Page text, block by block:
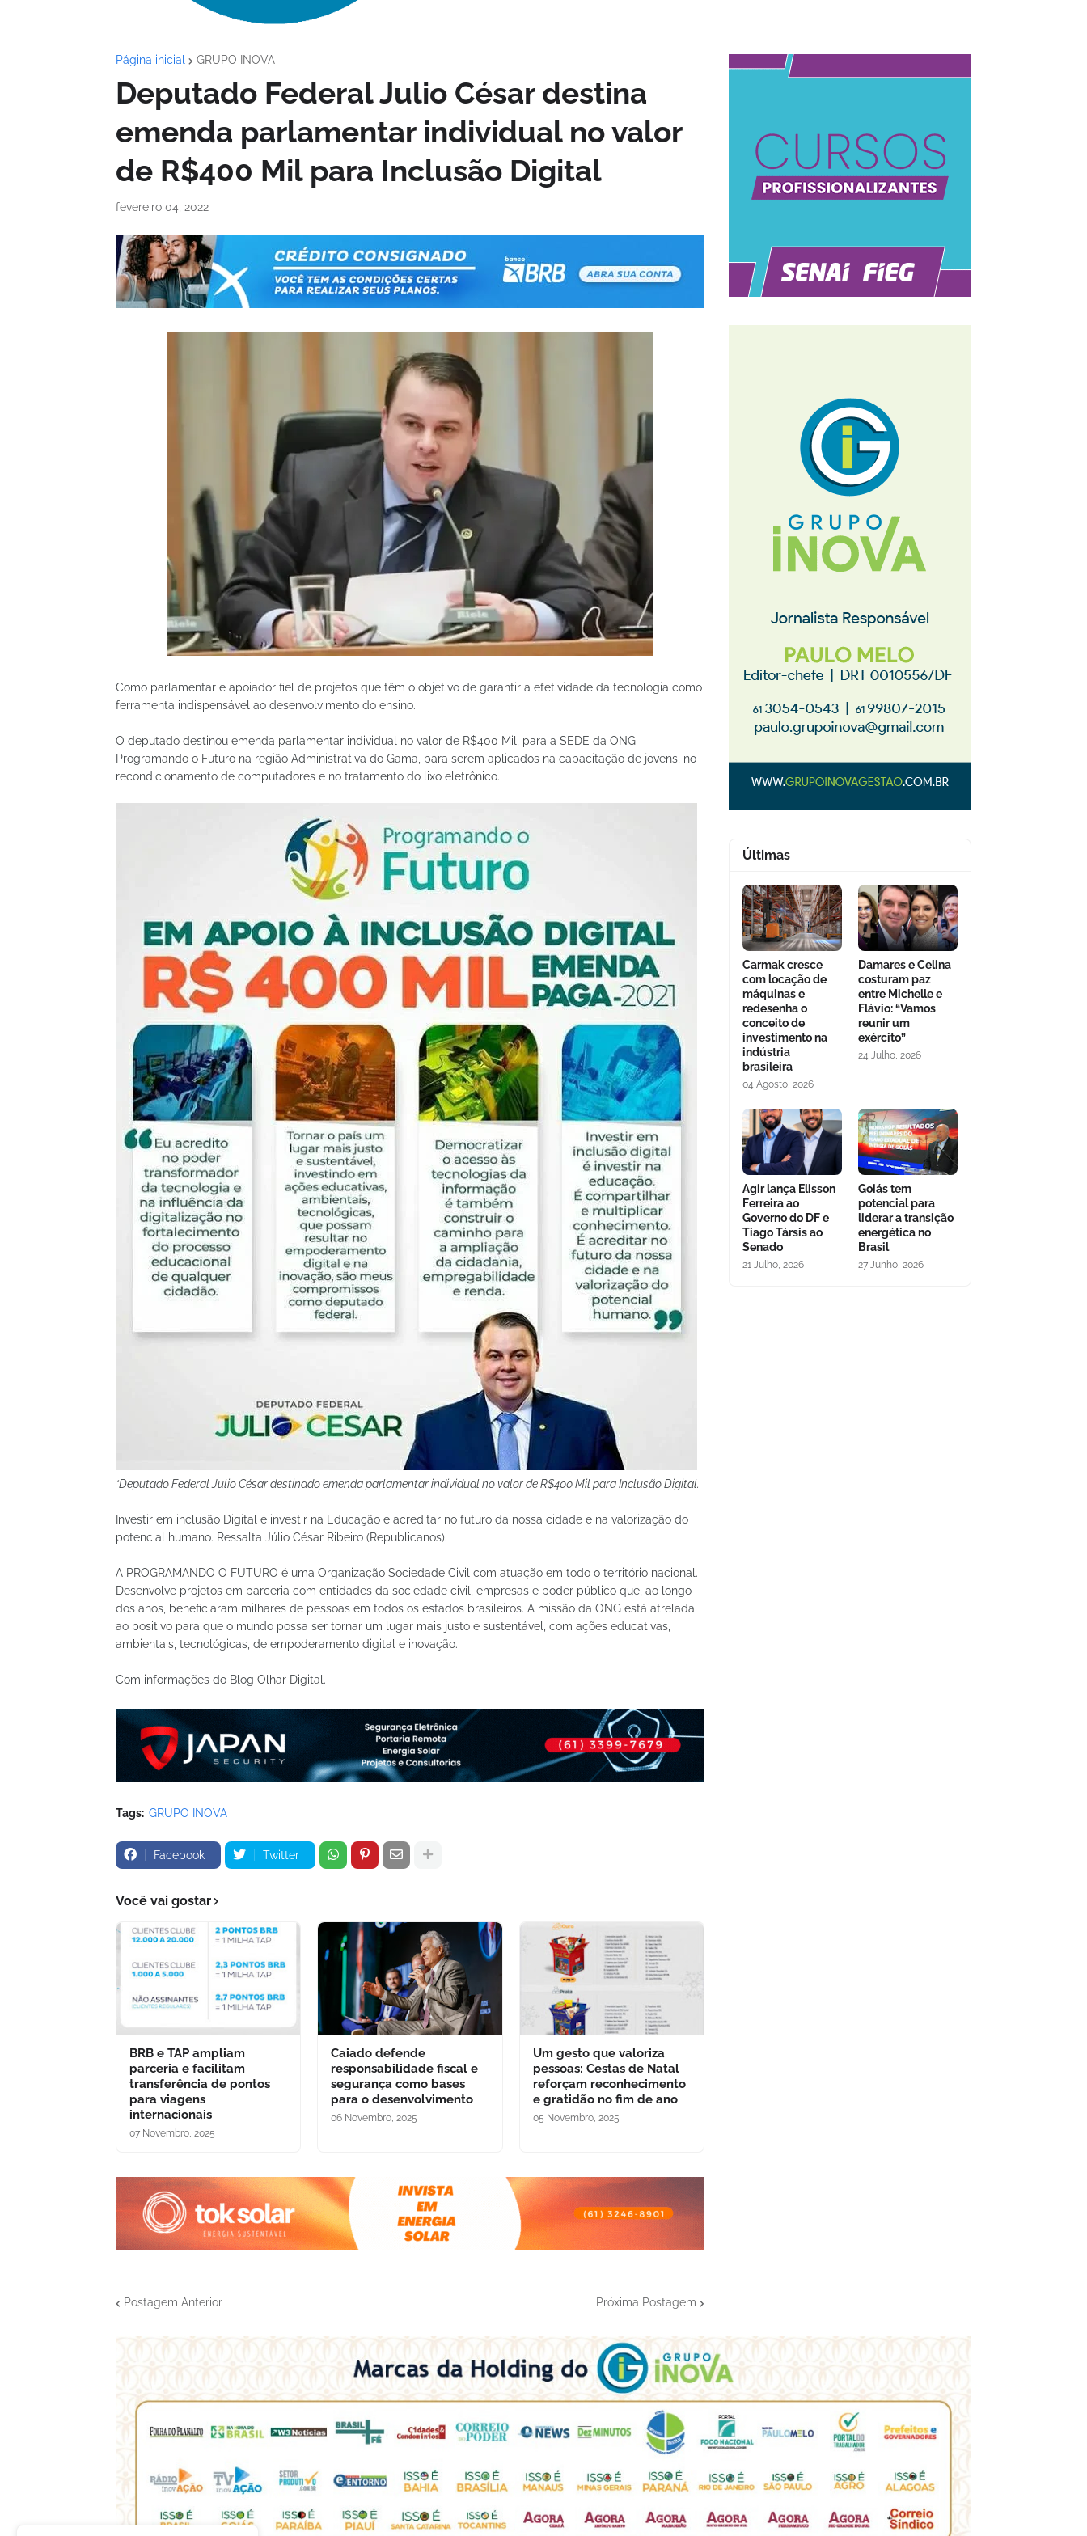
Página inicial GRUPO INOVA
Deputado Federal Julio César destina
emenda parlamentar individual no valor
de R$400 Mil para Inclusão Digital
fevereiro 04, 2022
Como parlamentar e apoiador fiel de projetos que têm o objetivo de garantir a efetividade da tecnologia como
ferramenta indispensável ao desenvolvimento do ensino.
O deputado destinou emenda parlamentar individual no valor de R$400 Mil, para a SEDE da ONG
Programando o Futuro na região Administrativa do Gama, para serem aplicados na capacitação de jovens, no
recondicionamento de computadores e no tratamento do lixo eletrônico.
*Deputado Federal Julio César destinado emenda parlamentar individual no valor de R$400 Mil para Inclusão Digital.
Investir em inclusão Digital é investir na Educação e acreditar no futuro da nossa cidade e na valorização do
potencial humano. Ressalta Júlio César Ribeiro (Republicanos).
A PROGRAMANDO O FUTURO é uma Organização Sociedade Civil com atuação em todo o território nacional.
Desenvolve projetos em parceria com entidades da sociedade civil, empresas e poder público que, ao longo
dos anos, beneficiaram milhares de pessoas em todos os estados brasileiros. A missão da ONG está atrelada
ao positivo para que o mundo possa ser tornar um lugar mais justo e sustentável, com ações educativas,
ambientais, tecnológicas, de empoderamento digital e inovação.
Com informações do Blog Olhar Digital.
Tags: GRUPO INOVA
Facebook Twitter
Você vai gostar
BRB e TAP ampliam
parceria e facilitam
transferência de pontos
para viagens
internacionais
07 Novembro, 2025
Caiado defende
responsabilidade fiscal e
segurança como bases
para o desenvolvimento
06 Novembro, 2025
Um gesto que valoriza
pessoas: Cestas de Natal
reforçam reconhecimento
e gratidão no fim de ano
05 Novembro, 2025
Postagem Anterior Próxima Postagem
Últimas
Carmak cresce
com locação de
máquinas e
redesenha o
conceito de
investimento na
indústria
brasileira
04 Agosto, 2026
Damares e Celina
costuram paz
entre Michelle e
Flávio: “Vamos
reunir um
exército”
24 Julho, 2026
Agir lança Elisson
Ferreira ao
Governo do DF e
Tiago Társis ao
Senado
21 Julho, 2026
Goiás tem
potencial para
liderar a transição
energética no
Brasil
27 Junho, 2026